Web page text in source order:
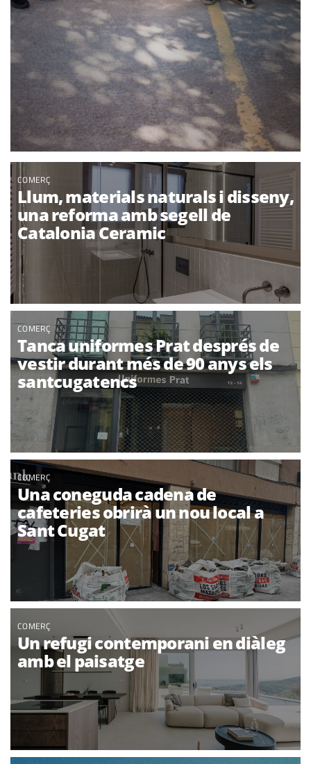
COMERÇ
Llum, materials naturals i disseny,
una reforma amb segell de
Catalonia Ceramic
COMERÇ
Tanca uniformes Prat després de
vestir durant més de 90 anys els
santcugatencs
COMERÇ
Una coneguda cadena de
cafeteries obrirà un nou local a
Sant Cugat
COMERÇ
Un refugi contemporani en diàleg
amb el paisatge